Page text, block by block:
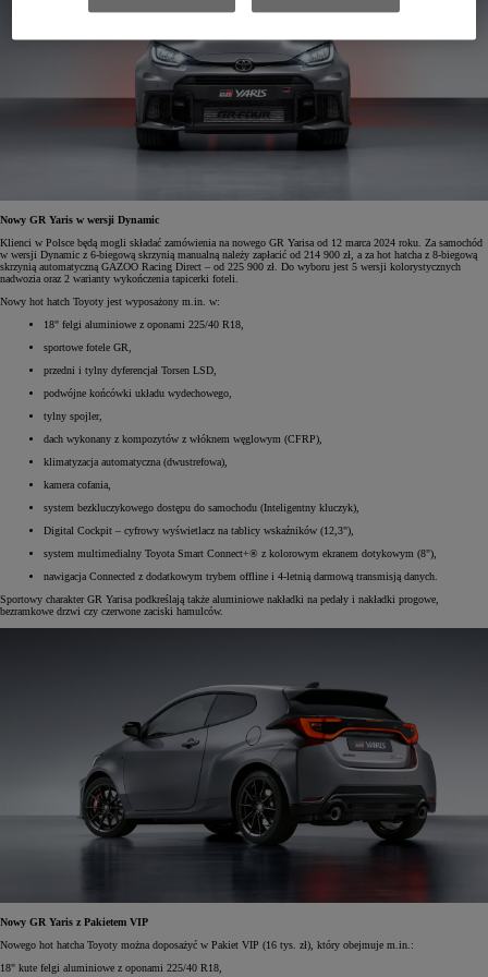
Nowy GR Yaris w wersji Dynamic
Klienci w Polsce będą mogli składać zamówienia na nowego GR Yarisa od 12 marca 2024 roku. Za samochód
w wersji Dynamic z 6-biegową skrzynią manualną należy zapłacić od 214 900 zł, a za hot hatcha z 8-biegową
skrzynią automatyczną GAZOO Racing Direct – od 225 900 zł. Do wyboru jest 5 wersji kolorystycznych
nadwozia oraz 2 warianty wykończenia tapicerki foteli.
Nowy hot hatch Toyoty jest wyposażony m.in. w:
18" felgi aluminiowe z oponami 225/40 R18,
sportowe fotele GR,
przedni i tylny dyferencjał Torsen LSD,
podwójne końcówki układu wydechowego,
tylny spojler,
dach wykonany z kompozytów z włóknem węglowym (CFRP),
klimatyzacja automatyczna (dwustrefowa),
kamera cofania,
system bezkluczykowego dostępu do samochodu (Inteligentny kluczyk),
Digital Cockpit – cyfrowy wyświetlacz na tablicy wskaźników (12,3"),
system multimedialny Toyota Smart Connect+® z kolorowym ekranem dotykowym (8"),
nawigacja Connected z dodatkowym trybem offline i 4-letnią darmową transmisją danych.
Sportowy charakter GR Yarisa podkreślają także aluminiowe nakładki na pedały i nakładki progowe,
bezramkowe drzwi czy czerwone zaciski hamulców.
Nowy GR Yaris z Pakietem VIP
Nowego hot hatcha Toyoty można doposażyć w Pakiet VIP (16 tys. zł), który obejmuje m.in.:
18" kute felgi aluminiowe z oponami 225/40 R18,